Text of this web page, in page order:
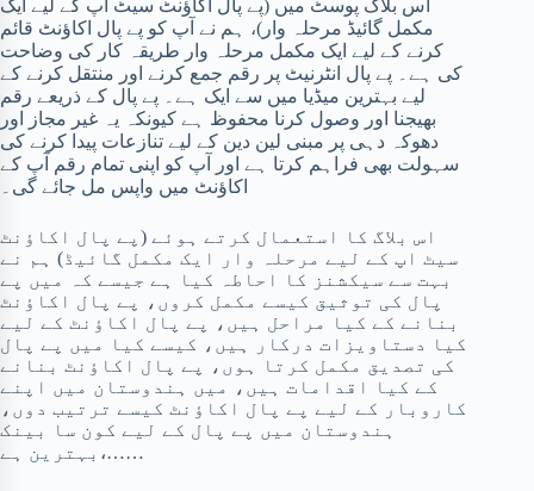
اس بلاگ پوسٹ میں (پے پال اکاؤنٹ سیٹ اپ کے لیے ایک
مکمل گائیڈ مرحلہ وار)، ہم نے آپ کو پے پال اکاؤنٹ قائم
کرنے کے لیے ایک مکمل مرحلہ وار طریقہ کار کی وضاحت
کی ہے۔ پے پال انٹرنیٹ پر رقم جمع کرنے اور منتقل کرنے کے
لیے بہترین میڈیا میں سے ایک ہے۔ پے پال کے ذریعے رقم
بھیجنا اور وصول کرنا محفوظ ہے کیونکہ یہ غیر مجاز اور
دھوکہ دہی پر مبنی لین دین کے لیے تنازعات پیدا کرنے کی
سہولت بھی فراہم کرتا ہے اور آپ کو اپنی تمام رقم آپ کے
اکاؤنٹ میں واپس مل جائے گی۔
اس بلاگ کا استعمال کرتے ہوئے (پے پال اکاؤنٹ
سیٹ اپ کے لیے مرحلہ وار ایک مکمل گائیڈ) ہم نے
بہت سے سیکشنز کا احاطہ کیا ہے جیسے کہ میں پے
پال کی توثیق کیسے مکمل کروں، پے پال اکاؤنٹ
بنانے کے کیا مراحل ہیں، پے پال اکاؤنٹ کے لیے
کیا دستاویزات درکار ہیں، کیسے کیا میں پے پال
کی تصدیق مکمل کرتا ہوں، پے پال اکاؤنٹ بنانے
کے کیا اقدامات ہیں، میں ہندوستان میں اپنے
کاروبار کے لیے پے پال اکاؤنٹ کیسے ترتیب دوں،
ہندوستان میں پے پال کے لیے کون سا بینک
بہترین ہے،……